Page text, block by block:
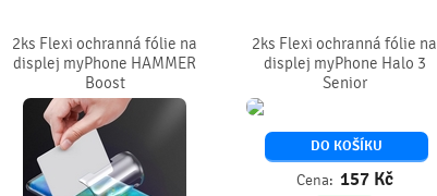
2ks Flexi ochranná fólie na
displej myPhone HAMMER
Boost
2ks Flexi ochranná fólie na
displej myPhone Halo 3
Senior
DO KOŠÍKU
Cena: 157 Kč